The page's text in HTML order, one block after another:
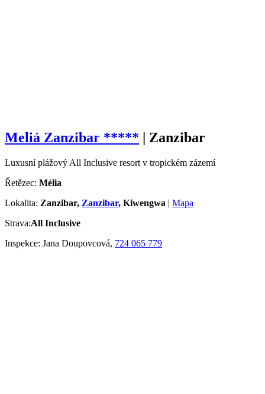
Meliá Zanzibar ***** Zanzibar
Luxusní plážový All Inclusive resort v tropickém zázemí
Řetězec: Mélia
Lokalita: Zanzibar, Zanzibar, Kiwengwa | Mapa
Strava:All Inclusive
Inspekce: Jana Doupovcová, 724 065 779